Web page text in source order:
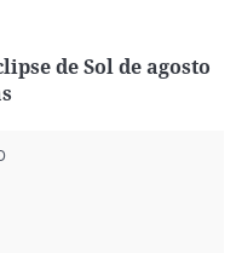
de Sol de agosto